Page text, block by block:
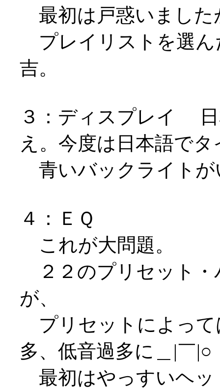
最初は戸惑いました
プレイリストを選ん
吉。
３：ディスプレイ 日
え。今度は日本語で
青いバックライトが
４：ＥＱ
これが大問題。
２２のプリセット・
が、
プリセットによって
多、低音過多に＿|￣|○
最初はやっすいヘッ